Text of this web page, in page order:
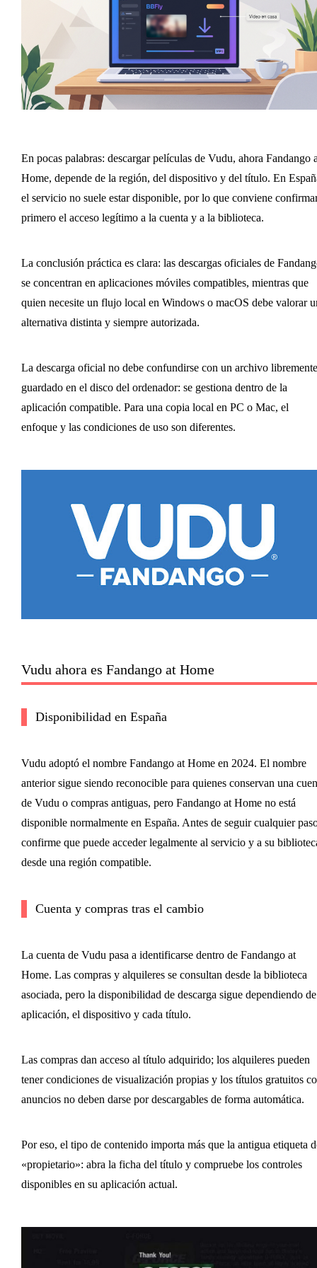
En pocas palabras: descargar películas de Vudu, ahora Fandango
Home, depende de la región, del dispositivo y del título. En
el servicio no suele estar disponible, por lo que conviene
primero el acceso legítimo a la cuenta y a la biblioteca.
La conclusión práctica es clara: las descargas oficiales de
se concentran en aplicaciones móviles compatibles, mientras que
quien necesite un flujo local en Windows o macOS debe valorar
alternativa distinta y siempre autorizada.
La descarga oficial no debe confundirse con un archivo libremente
guardado en el disco del ordenador: se gestiona dentro de la
aplicación compatible. Para una copia local en PC o Mac, el
enfoque y las condiciones de uso son diferentes.
Vudu ahora es Fandango at Home
Disponibilidad en España
Vudu adoptó el nombre Fandango at Home en 2024. El nombre
anterior sigue siendo reconocible para quienes conservan una
de Vudu o compras antiguas, pero Fandango at Home no está
disponible normalmente en España. Antes de seguir cualquier
confirme que puede acceder legalmente al servicio y a su
desde una región compatible.
Cuenta y compras tras el cambio
La cuenta de Vudu pasa a identificarse dentro de Fandango at
Home. Las compras y alquileres se consultan desde la biblioteca
asociada, pero la disponibilidad de descarga sigue dependiendo
aplicación, el dispositivo y cada título.
Las compras dan acceso al título adquirido; los alquileres pueden
tener condiciones de visualización propias y los títulos gratuitos
anuncios no deben darse por descargables de forma automática.
Por eso, el tipo de contenido importa más que la antigua etiqueta
«propietario»: abra la ficha del título y compruebe los controles
disponibles en su aplicación actual.